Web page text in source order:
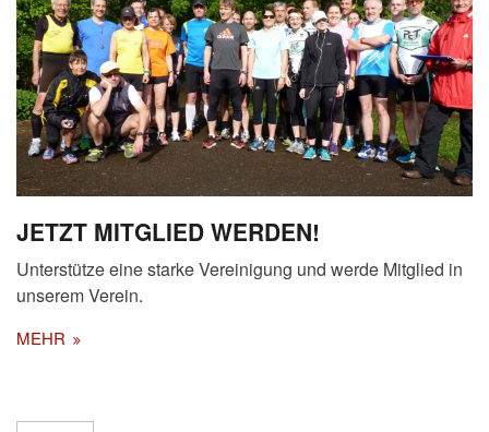
JETZT MITGLIED WERDEN!
Unterstütze eine starke Vereinigung und werde Mitglied in
unserem Verein.
MEHR